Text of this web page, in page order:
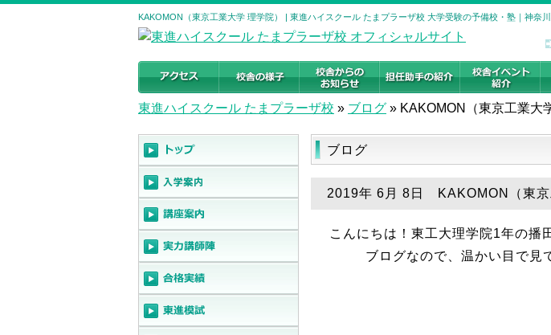
KAKOMON（東京工業大学 理学院） | 東進ハイスクール たまプラーザ校 大学受験の予備校・塾｜神奈
東進ハイスクール たまプラーザ校 » ブログ » KAKOMON（東京工業大
ブログ
2019年 6月 8日 KAKOMON（東京
こんにちは！東工大理学院1年の播
ブログなので、温かい目で見